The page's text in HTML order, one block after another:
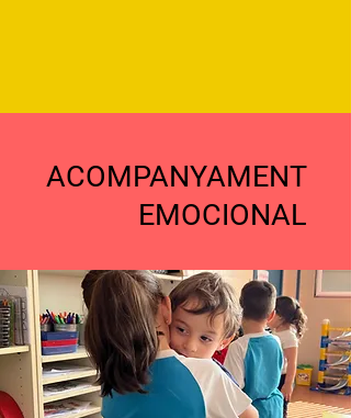
ACOMPANYAMENT
EMOCIONAL